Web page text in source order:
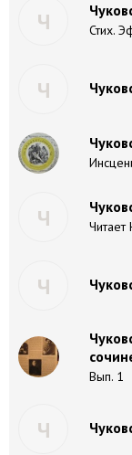
Ч Стих.
Ч
Ч
Ч
Вып. 1
Ч